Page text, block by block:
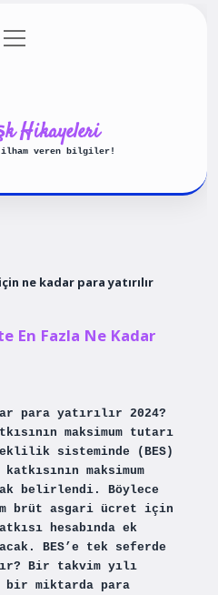
Politikası
menüyü
aç
Hikayeleri
ilham veren bilgiler!
ne kadar para yatırılır
En Fazla Ne Kadar
para yatırılır 2024?
maksimum tutarı
sisteminde (BES)
maksimum
belirlendi. Böylece
brüt asgari ücret için
hesabında ek
BES’e tek seferde
Bir takvim yılı
bir miktarda para